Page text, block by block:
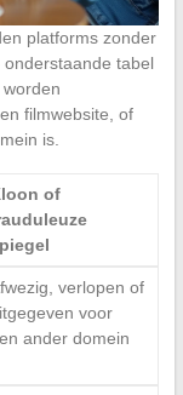
platforms zonder
tabel
filmwebsite, of
is.
of
verlopen of
voor
ander domein